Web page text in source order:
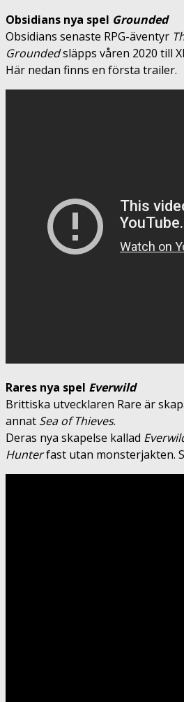
Obsidians nya spel Grounded
Obsidians senaste RPG-äventyr
Groundedsläpps våren 2020 till
Här nedan finns en första trailer.
Rares nya spel Everwild
Brittiska utvecklaren Rare är
annat Sea of Thieves.
Deras nya skapelse kallad
Hunterfast utan monsterjakten.